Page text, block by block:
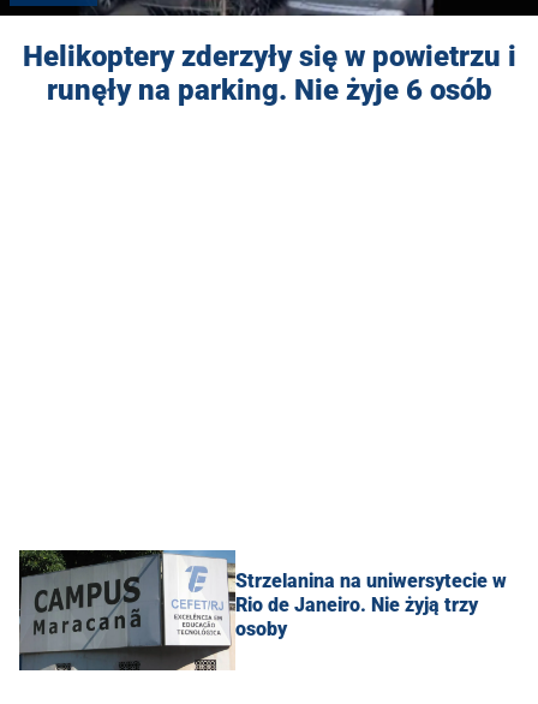
Helikoptery zderzyły się w powietrzu i
runęły na parking. Nie żyje 6 osób
Strzelanina na uniwersytecie w
Rio de Janeiro. Nie żyją trzy
osoby